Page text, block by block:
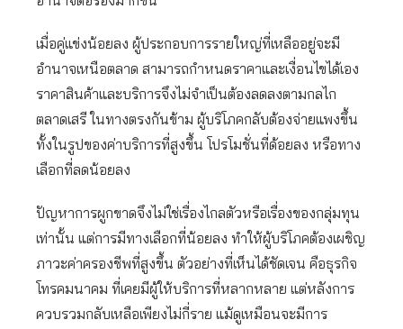
เมื่อคู่แข่งน้อยลง ผู้ประกอบการรายใหญ่ที่เหลืออยู่จะมี
อำนาจเหนือตลาด สามารถกำหนดราคาและเงื่อนไขได้เอง
ราคาสินค้าและบริการจึงไม่จำเป็นต้องลดลงตามกลไก
ตลาดเสรี ในทางตรงกันข้าม ผู้บริโภคกลับต้องจ่ายแพงขึ้น
ทั้งในรูปของค่าบริการที่สูงขึ้น โปรโมชั่นที่ด้อยลง หรือทาง
เลือกที่ลดน้อยลง
ปัญหาการผูกขาดจึงไม่ใช่เรื่องไกลตัวหรือเรื่องของกลุ่มทุน
เท่านั้น แต่การมีทางเลือกที่น้อยลง ทำให้ผู้บริโภคต้องเผชิญ
ภาวะค่าครองชีพที่สูงขึ้น ตัวอย่างที่เห็นได้ชัดเจน คือธุรกิจ
โทรคมนาคม ที่เคยมีผู้ให้บริการที่หลากหลาย แต่หลังการ
ควบรวมกลับเหลือเพียงไม่กี่ราย แม้ดูเหมือนจะมีการ